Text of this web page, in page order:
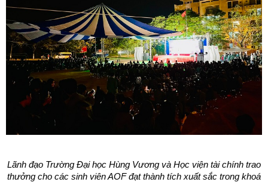
Lãnh đạo Trường Đại học Hùng Vương và Học viện tài chính trao
thưởng cho các sinh viên AOF đạt thành tích xuất sắc trong khoá